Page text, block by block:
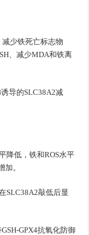
少铁死亡标志物
、减少MDA和铁离
导的SLC38A2减
降低，铁和ROS水平
。
SLC38A2敲低后显
GPX4抗氧化防御